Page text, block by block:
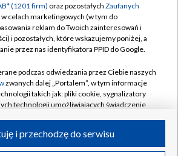
TVP
Cyfrowa
Polityka prywatności
Moje zgody
Pomoc
Kontakt
Kanały
Polska S.A. w likwidacji
(1201 firm) oraz pozostałych Zaufanych
w celach marketingowych (w tym do
reklam do Twoich zainteresowań i
i pozostałych, które wskazujemy poniżej, a
przez nas identyfikatora PPID do Google.
podczas odwiedzania przez Ciebie naszych
zwanych dalej „Portalem”, w tym informacje
takich jak: pliki cookie, sygnalizatory
technologii umożliwiających świadczenie
i przechodzę do serwisu